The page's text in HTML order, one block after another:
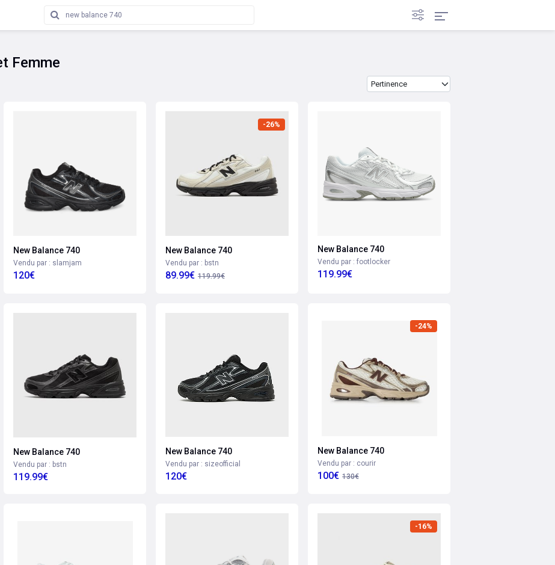
Femme
Trier les produits par
New Balance 740
Vendu par : slamjam
120€
-26%
New Balance 740
Vendu par : bstn
89.99€ 119.99€
New Balance 740
Vendu par : footlocker
119.99€
New Balance 740
Vendu par : bstn
119.99€
New Balance 740
Vendu par : sizeofficial
120€
-24%
New Balance 740
Vendu par : courir
100€ 130€
-16%